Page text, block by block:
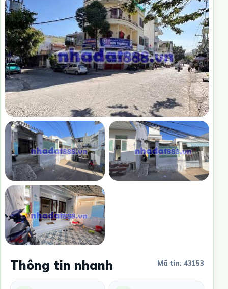
Thông tin nhanh Mã tin: 43153